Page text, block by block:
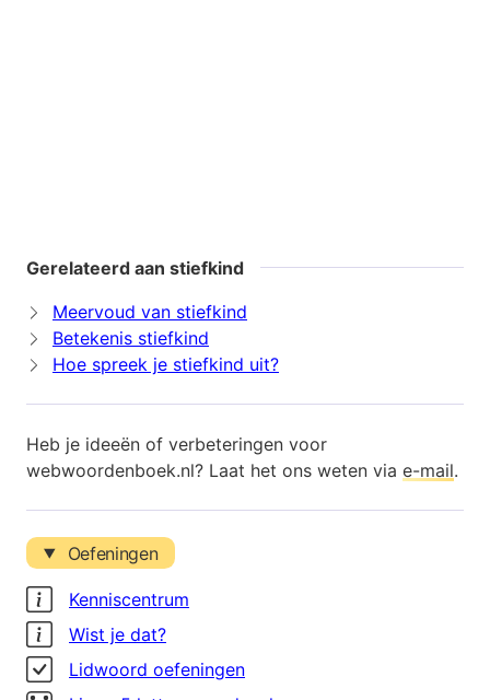
Gerelateerd aan stiefkind
Meervoud van stiefkind
Betekenis stiefkind
Hoe spreek je stiefkind uit?
Heb je ideeën of verbeteringen voor
webwoordenboek.nl? Laat het ons weten via e-mail.
Oefeningen
Kenniscentrum
Wist je dat?
Lidwoord oefeningen